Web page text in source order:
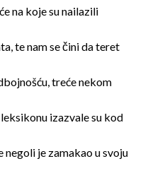
na koje su nailazili
te nam se čini da teret
treće nekom
izazvale su kod
je zamakao u svoju